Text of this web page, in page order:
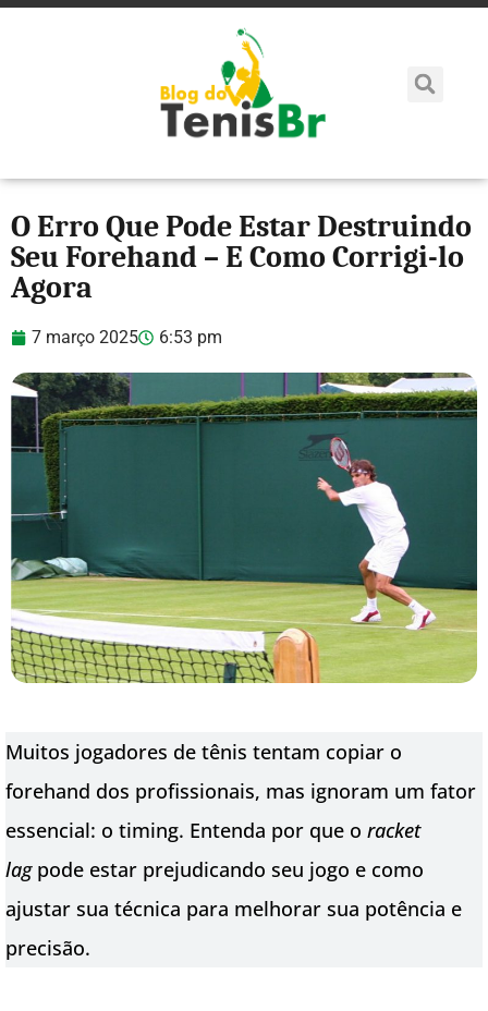
O Erro Que Pode Estar Destruindo
Seu Forehand – E Como Corrigi-lo
Agora
7 março 2025 6:53 pm
Muitos jogadores de tênis tentam copiar o
forehand dos profissionais, mas ignoram um fator
essencial: o timing. Entenda por que o racket
lagpode estar prejudicando seu jogo e como
ajustar sua técnica para melhorar sua potência e
precisão.